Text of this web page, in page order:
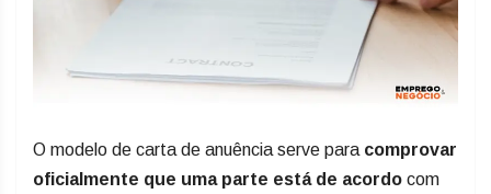
O modelo de carta de anuência serve para comprovar
oficialmente que uma parte está de acordo com